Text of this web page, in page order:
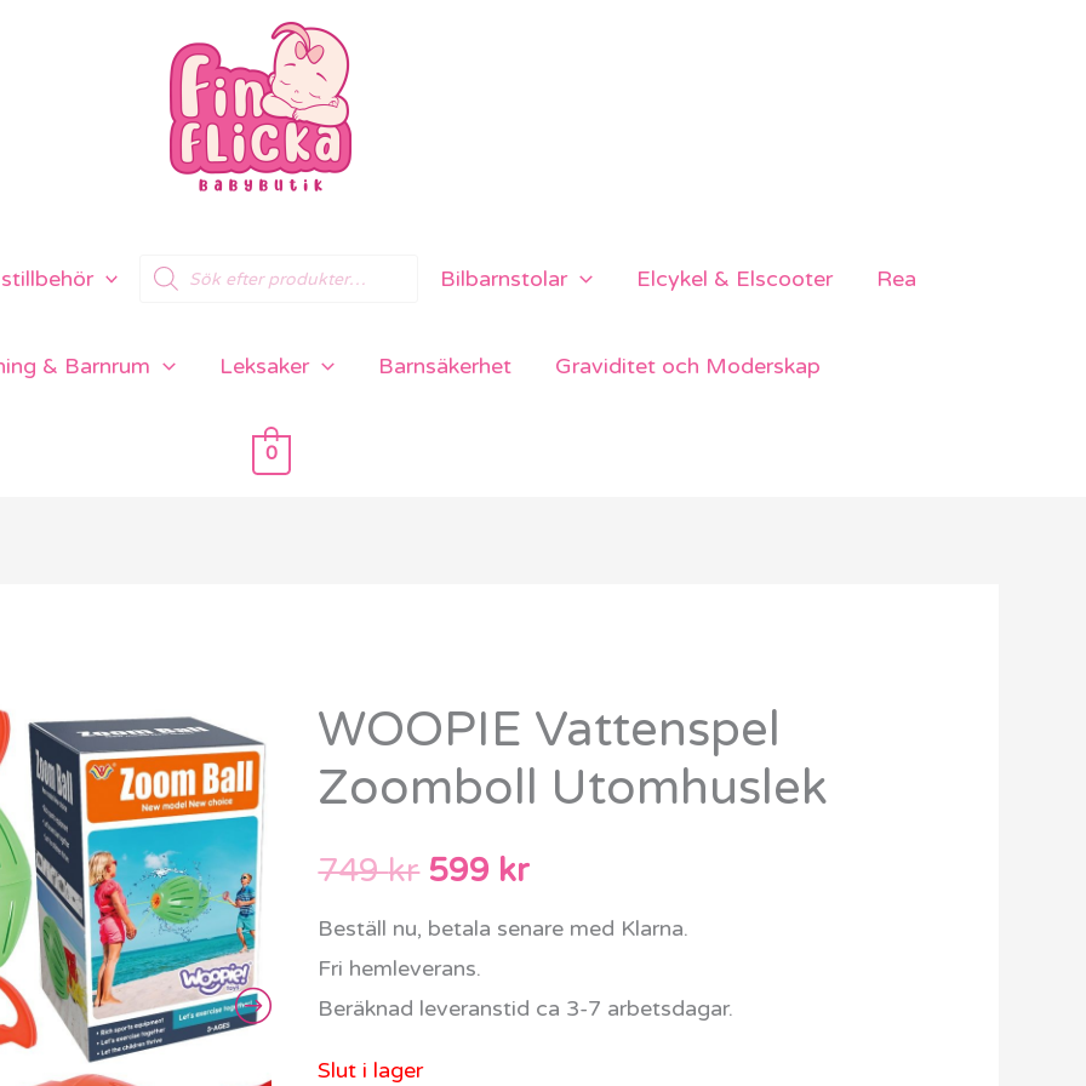
Products
search
Bilbarnstolar Elcykel & Elscooter Rea
& Barnrum Leksaker Barnsäkerhet Graviditet och Moderskap
0
WOOPIE Vattenspel
Zoomboll Utomhuslek
749kr
Det
ursprungliga
priset
var:
749 kr.
599 kr
Det
nuvarande
Beställ nu, betala senare med Klarna.
Fri hemleverans.
Beräknad leveranstid ca 3-7 arbetsdagar.
Slut i lager